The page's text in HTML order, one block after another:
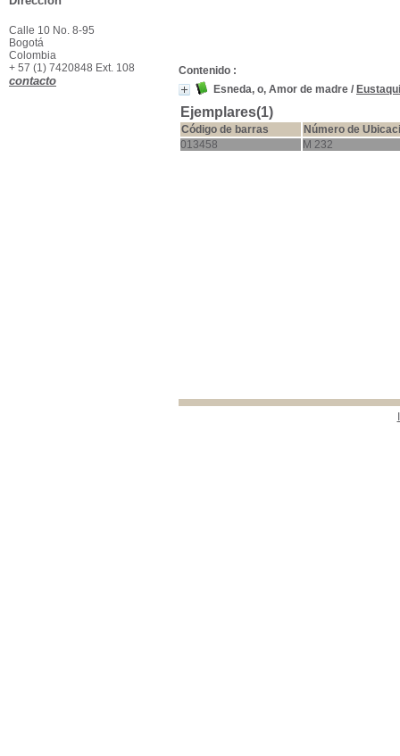
Contenido :
Esneda, o, Amor de madre /
Ejemplares(1)
Código de barras
Número de
013458
M 232
Calle 10 No. 8-95
Bogotá
Colombia
+ 57 (1) 7420848 Ext. 108
contacto